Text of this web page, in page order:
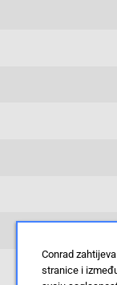
Conrad
stranice i